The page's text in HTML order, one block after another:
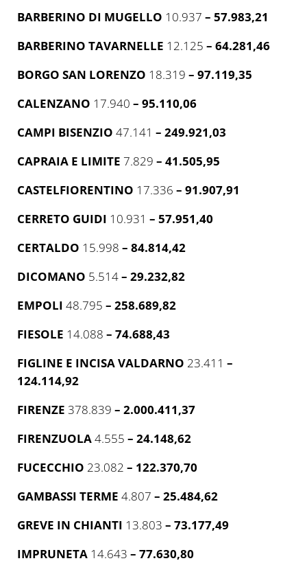
BARBERINO DI MUGELLO 10.937 – 57.983,21
BARBERINO TAVARNELLE 12.125 – 64.281,46
BORGO SAN LORENZO 18.319 – 97.119,35
CALENZANO 17.940 – 95.110,06
CAMPI BISENZIO 47.141 – 249.921,03
CAPRAIA E LIMITE 7.829 – 41.505,95
CASTELFIORENTINO 17.336 – 91.907,91
CERRETO GUIDI 10.931 – 57.951,40
CERTALDO 15.998 – 84.814,42
DICOMANO 5.514– 29.232,82
EMPOLI 48.795 – 258.689,82
FIESOLE 14.088 – 74.688,43
FIGLINE E INCISA VALDARNO 23.411 –
124.114,92
FIRENZE 378.839 – 2.000.411,37
FIRENZUOLA4.555 – 24.148,62
FUCECCHIO 23.082 – 122.370,70
GAMBASSI TERME 4.807 – 25.484,62
GREVE IN CHIANTI 13.803 – 73.177,49
IMPRUNETA 14.643 – 77.630,80